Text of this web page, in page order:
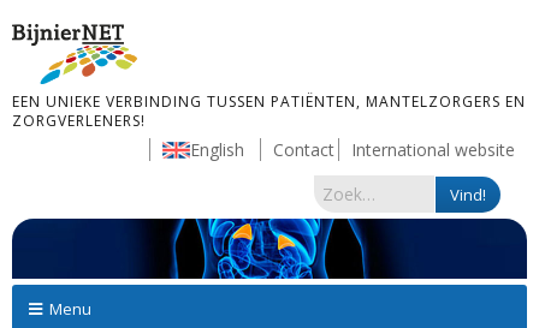
EEN UNIEKE VERBINDING TUSSEN PATIËNTEN, MANTELZORGERS EN
ZORGVERLENERS!
English Contact International website
Menu